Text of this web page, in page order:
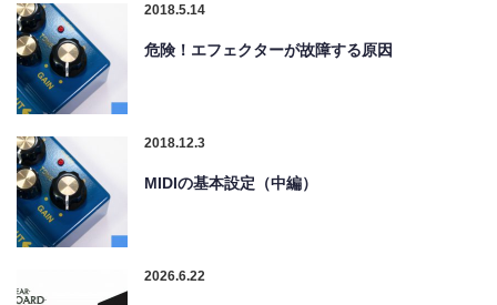
2018.5.14
危険！エフェクターが故障する原因
2018.12.3
MIDIの基本設定（中編）
2026.6.22